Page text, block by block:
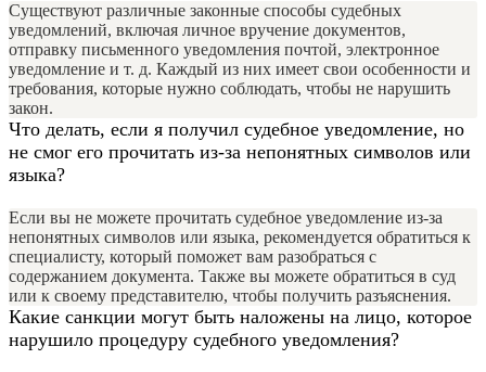
Существуют различные законные способы судебных
уведомлений, включая личное вручение документов,
отправку письменного уведомления почтой, электронное
уведомление и т. д. Каждый из них имеет свои особенности и
требования, которые нужно соблюдать, чтобы не нарушить
закон.
Что делать, если я получил судебное уведомление, но
не смог его прочитать из-за непонятных символов или
языка?
Если вы не можете прочитать судебное уведомление из-за
непонятных символов или языка, рекомендуется обратиться к
специалисту, который поможет вам разобраться с
содержанием документа. Также вы можете обратиться в суд
или к своему представителю, чтобы получить разъяснения.
Какие санкции могут быть наложены на лицо, которое
нарушило процедуру судебного уведомления?